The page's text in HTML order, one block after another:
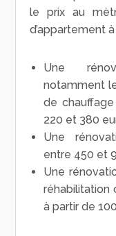
le prix au
d’appartement à
Une
notamment
de
220 et 380
Une
entre 450 et
Une
réhabilitation
à partir de